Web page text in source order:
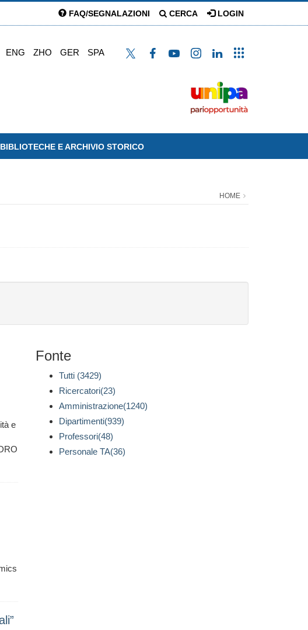
FAQ/SEGNALAZIONI CERCA LOGIN
ENG ZHO GER SPA
BIBLIOTECHE E ARCHIVIO STORICO
HOME
e
Fonte
Tutti (3429)
Ricercatori(23)
Amministrazione(1240)
Dipartimenti(939)
Professori(48)
Personale TA(36)